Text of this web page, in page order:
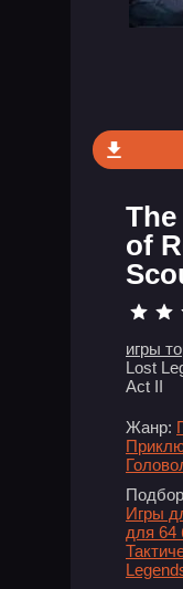
of
игры
Lost
Act II
Жанр:
Игры
для 64